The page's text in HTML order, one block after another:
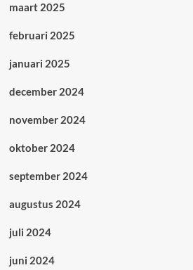
maart 2025
februari 2025
januari 2025
december 2024
november 2024
oktober 2024
september 2024
augustus 2024
juli 2024
juni 2024